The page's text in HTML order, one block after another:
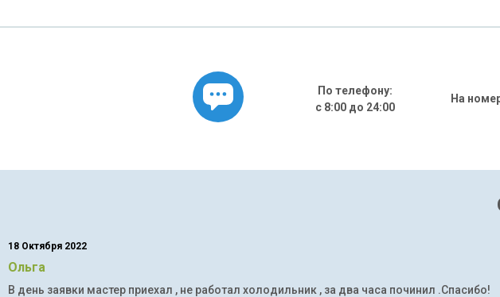
По телефону:
с 8:00 до 24:00
На
18 Октября 2022
Ольга
В день заявки мастер приехал , не работал холодильник , за два часа починил .Спасибо!